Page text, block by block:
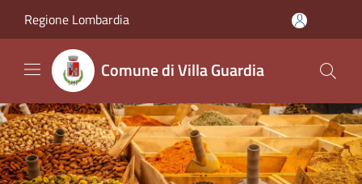
Regione Lombardia
Comune di Villa Guardia